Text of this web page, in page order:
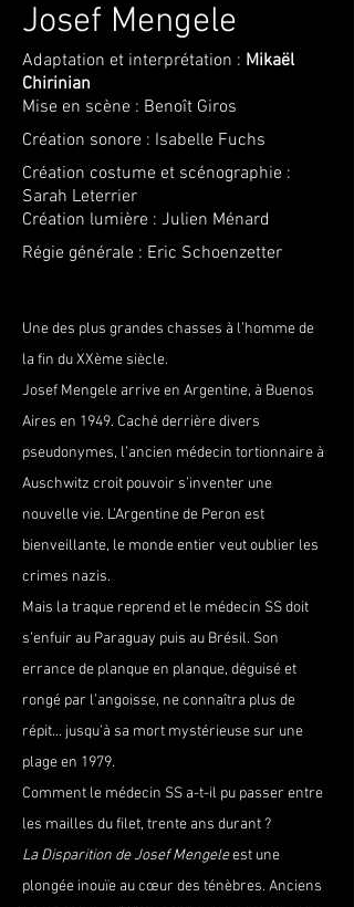
Josef Mengele
Adaptation et interprétation : Mikaël
Chirinian
Mise en scène : Benoît Giros
Création sonore : Isabelle Fuchs
Création costume et scénographie :
Sarah Leterrier
Création lumière : Julien Ménard
Régie générale : Eric Schoenzetter
Une des plus grandes chasses à l’homme de
la fin du XXème siècle.
Josef Mengele arrive en Argentine, à Buenos
Aires en 1949. Caché derrière divers
pseudonymes, l’ancien médecin tortionnaire à
Auschwitz croit pouvoir s’inventer une
nouvelle vie. L’Argentine de Peron est
bienveillante, le monde entier veut oublier les
crimes nazis.
Mais la traque reprend et le médecin SS doit
s’enfuir au Paraguay puis au Brésil. Son
errance de planque en planque, déguisé et
rongé par l’angoisse, ne connaîtra plus de
répit… jusqu’à sa mort mystérieuse sur une
plage en 1979.
Comment le médecin SS a-t-il pu passer entre
les mailles du filet, trente ans durant ?
La Disparition de Josef Mengele est une
plongée inouïe au cœur des ténèbres. Anciens